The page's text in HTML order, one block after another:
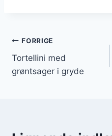
FORRIGE
Tortellini med
grøntsager i gryde